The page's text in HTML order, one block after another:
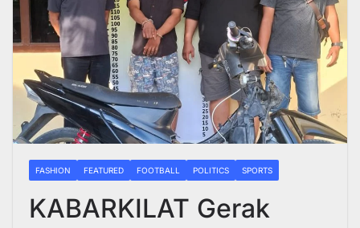
FASHION FEATURED FOOTBALL POLITICS SPORTS
KABARKILAT Gerak